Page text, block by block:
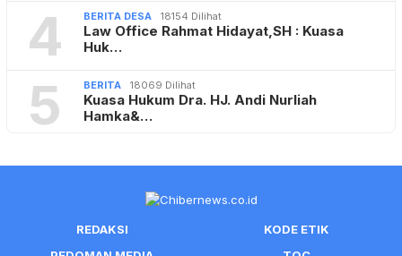
4 BERITA DESA 18154 Dilihat
Law Office Rahmat Hidayat,SH : Kuasa
Huk…
5 BERITA 18069 Dilihat
Kuasa Hukum Dra. HJ. Andi Nurliah
Hamka&…
REDAKSI
KODE ETIK